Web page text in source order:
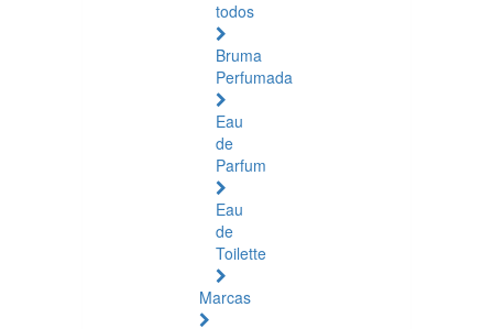
todos
Bruma
Perfumada
Eau
de
Parfum
Eau
de
Toilette
Marcas